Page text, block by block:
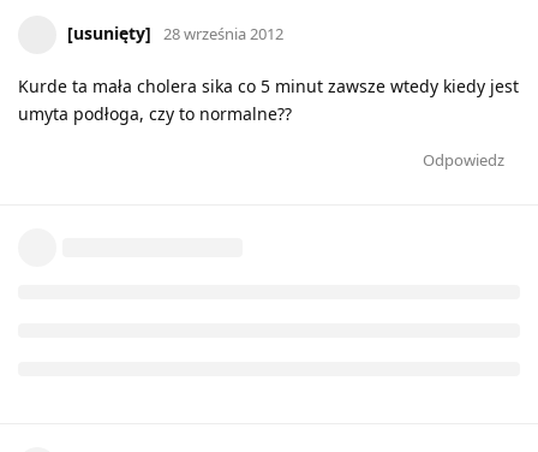
[usunięty] 28 września 2012
Kurde ta mała cholera sika co 5 minut zawsze wtedy kiedy jest
umyta podłoga, czy to normalne??
Odpowiedz